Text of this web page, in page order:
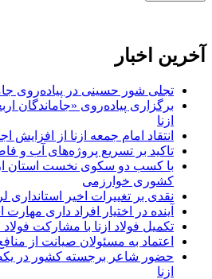
آخرین اخبار
تجلی شور حسینی در پیاده‌روی
برگزاری پیاده‌روی «جاماندگان
ازنا
انتقاد امام جمعه ازنا از افزایش
تاکید بر تسریع پروژه‌های آب و
با کسب دو سکوی نخست استان
کشوری خوارزمی
نقدی بر تغییرات اخیر استانداری
آینده در اختیار افراد داری
تکمیل فولاد ازنا با مشارکت فولاد
اعتماد به مسئولان صیانت از
حضور شاعر برجسته کشور در
ازنا